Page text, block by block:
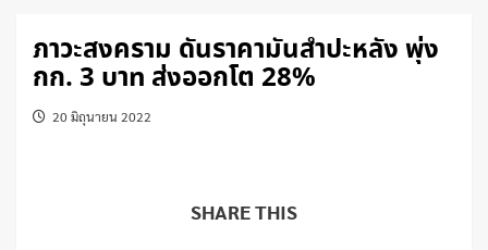
ภาวะสงคราม ดันราคามันสำปะหลัง พุ่ง
กก. 3 บาท ส่งออกโต 28%
20 มิถุนายน 2022
SHARE THIS